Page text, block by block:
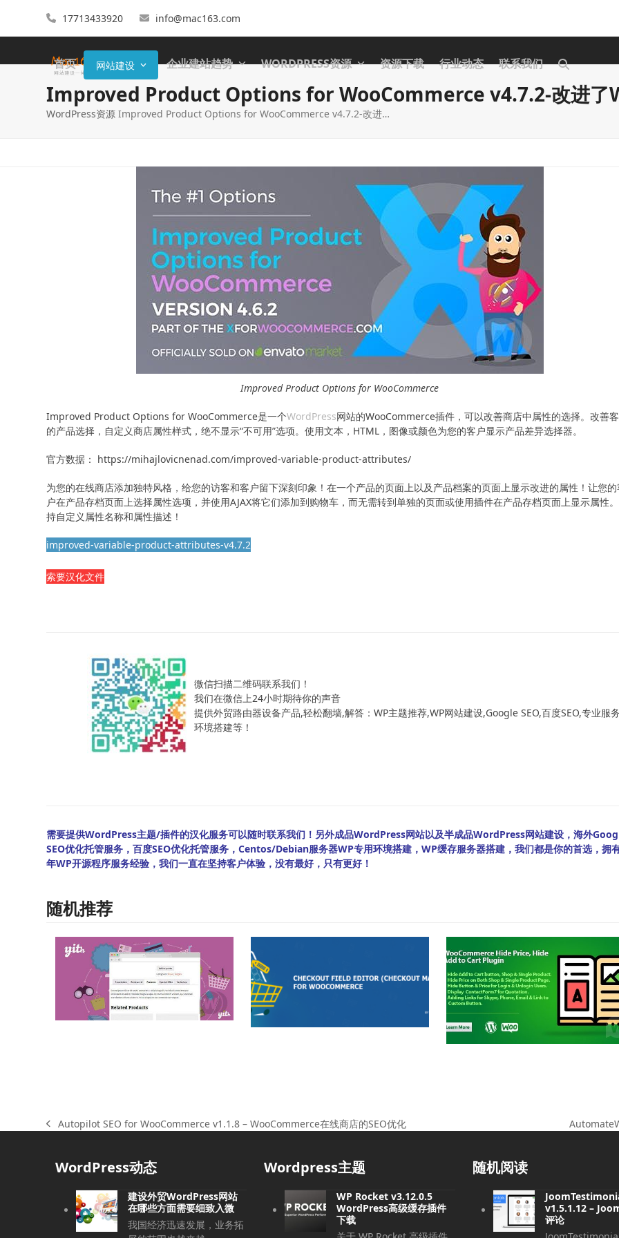
17713433920 info@mac163.com
首页 网站建设 企业建站趋势 WORDPRESS资源 资源下载 行业动态 联系我们
Improved Product Options for WooCommerce v4.7.2-改进了
WordPress资源 Improved Product Options for WooCommerce v4.7.2-改进…
Improved Product Options for WooCommerce
Improved Product Options for WooCommerce是一个WordPress网站的WooCommerce插件，可以改善商店中属性的选择。改善
的产品选择，自定义商店属性样式，绝不显示“不可用”选项。使用文本，HTML，图像或颜色为您的客户显示产品差异选择器。
官方数据： https://mihajlovicnenad.com/improved-variable-product-attributes/
为您的在线商店添加独特风格，给您的访客和客户留下深刻印象！在一个产品的页面上以及产品档案的页面上显示改进的属性！让您的
户在产品存档页面上选择属性选项，并使用AJAX将它们添加到购物车，而无需转到单独的页面或使用插件在产品存档页面上显示属性
持自定义属性名称和属性描述！
improved-variable-product-attributes-v4.7.2
索要汉化文件
微信扫描二维码联系我们！
我们在微信上24小时期待你的声音
提供外贸路由器设备产品,轻松翻墙,解答：WP主题推荐,WP网站建设,Google SEO,百度SEO,专业服
环境搭建等！
需要提供WordPress主题/插件的汉化服务可以随时联系我们！另外成品WordPress网站以及半成品WordPress网站建设，海外
SEO优化托管服务，百度SEO优化托管服务，Centos/Debian服务器WP专用环境搭建，WP缓存服务器搭建，我们都是你的首选，拥
年WP开源程序服务经验，我们一直在坚持客户体验，没有最好，只有更好！
随机推荐
上Autopilot SEO for WooCommerce v1.1.8 – WooCommerce在线商店的SEO优化
下
WordPress动态
建设外贸WordPress网站
在哪些方面需要细致入微
我国经济迅速发展，业务拓
Wordpress主题
WP Rocket v3.12.0.5
WordPress高级缓存插件
下载
随机阅读
v1.5.1.12 –
评论